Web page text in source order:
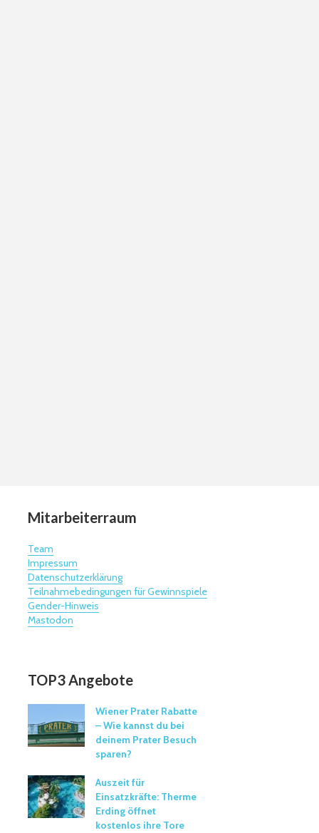
Mitarbeiterraum
Team
Impressum
Datenschutzerklärung
Teilnahmebedingungen für Gewinnspiele
Gender-Hinweis
Mastodon
TOP3 Angebote
Wiener Prater Rabatte
– Wie kannst du bei
deinem Prater Besuch
sparen?
Auszeit für
Einsatzkräfte: Therme
Erding öffnet
kostenlos ihre Tore